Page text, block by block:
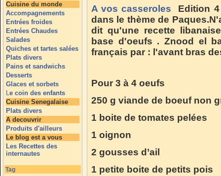
Cuisine du monde
Accompagnements
Entrées froides
Entrées Chaudes
Salades
Quiches et tartes salées
Plats divers
Pains et sandwichs
Desserts
Glaces et sorbets
Le coin des enfants
Cuisine Senegalaise
Plats divers
A decouvrir
Produits d'ailleurs
Le blog est a vous
Les Recettes des
internautes
Tag
A vos casseroles Edition
dans le thème de
dit qu'une recette
base d'oeufs . Znood el
français par : l'avant bras
Pour 3 à 4 oeufs
250 g viande de boeuf non
1 boite de tomates pelées
1 oignon
2 gousses d’ail
1 petite boite de petits pois